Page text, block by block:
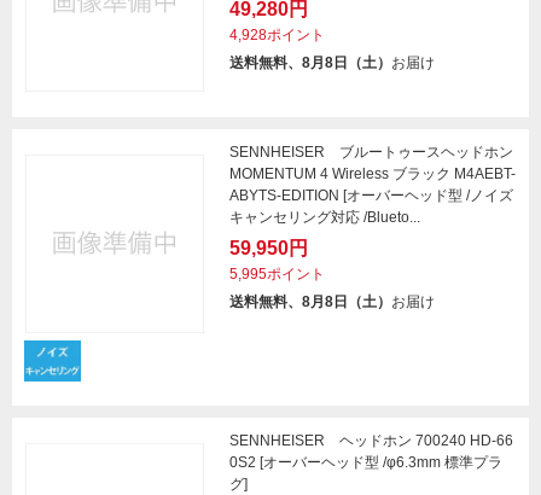
49,280円
4,928ポイント
送料無料、8月8日（土） お届け
SENNHEISER ブルートゥースヘッドホン
MOMENTUM 4 Wireless ブラック M4AEBT-
ABYTS-EDITION [オーバーヘッド型 /ノイズ
キャンセリング対応 /Blueto...
59,950円
5,995ポイント
送料無料、8月8日（土） お届け
SENNHEISER ヘッドホン 700240 HD-66
0S2 [オーバーヘッド型 /φ6.3mm 標準プラ
グ]